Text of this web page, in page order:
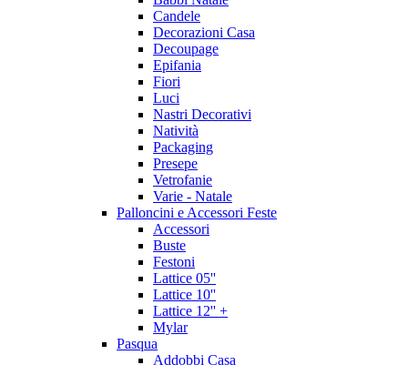
Candele
Decorazioni Casa
Decoupage
Epifania
Fiori
Luci
Nastri Decorativi
Natività
Packaging
Presepe
Vetrofanie
Varie - Natale
Palloncini e Accessori Feste
Accessori
Buste
Festoni
Lattice 05''
Lattice 10''
Lattice 12'' +
Mylar
Pasqua
Addobbi Casa